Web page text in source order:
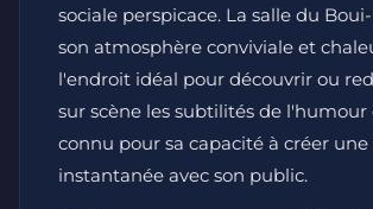
sociale perspicace. La salle du
son atmosphère conviviale et
l'endroit idéal pour découvrir ou
sur scène les subtilités de l'humour
connu pour sa capacité à créer
instantanée avec son public.